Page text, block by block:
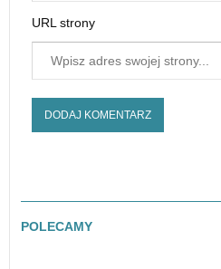
URL strony
POLECAMY